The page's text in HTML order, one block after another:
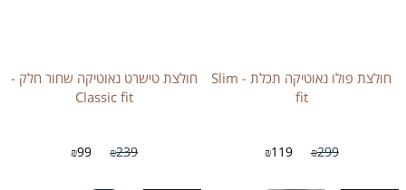
חולצת פולו נאוטיקה תכלת - Slim
fit
₪299
₪119
חולצת טישרט נאוטיקה שחור חלק -
Classic fit
₪239
₪99